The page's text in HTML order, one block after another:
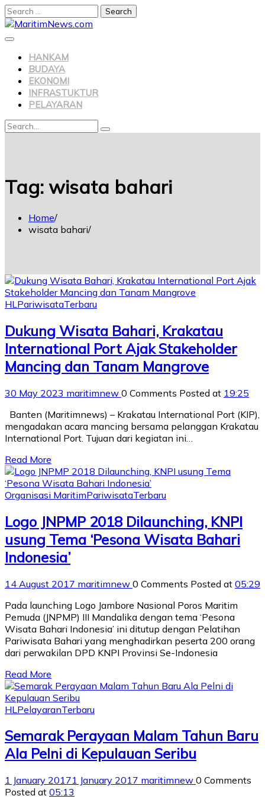
Search
for:
Skip
to
HANKAM
BUDAYA
EKONOMI
INFRASTUKTUR
PELAYARAN
Search
Search
Tag: wisata bahari
Home
wisata bahari
HL PariwisataTerbaru
Dukung Wisata Bahari, Krakatau
International Port Ajak Stakeholder
Mancing dan Tanam Mangrove
30 May 2023 maritimnew 0 Comments Posted at 19:25
Banten (Maritimnews) – Krakatau International Port (KIP),
mengadakan acara mancing bersama pelanggan Krakatau
International Port. Tujuan dari kegiatan ini…
Read More
Organisasi MaritimPariwisataTerbaru
Logo JNPMP 2018 Dilaunching, KNPI
usung Tema ‘Pesona Wisata Bahari
Indonesia’
14 August 2017 maritimnew 0 Comments Posted at 05:29
Pada launching Logo Jambore Nasional Poros Maritim
Pemuda (JNPMP) III Mandalika dengan tema ‘Pesona
Wisata Bahari Indonesia’ ini ditutup dengan Pelatihan
Pariwisata Bahari yang menghadirkan peserta 200 orang
dari perwakilan DPD KNPI Provinsi Se-Indonesia
Read More
HL PelayaranTerbaru
Semarak Perayaan Malam Tahun Baru
Ala Pelni di Kepulauan Seribu
1 January 20171 January 2017 maritimnew 0 Comments
Posted at 05:13